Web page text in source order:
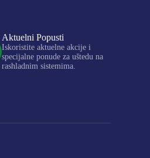
Aktuelni Popusti
Iskoristite aktuelne akcije i
specijalne ponude za uštedu na
rashladnim sistemima.